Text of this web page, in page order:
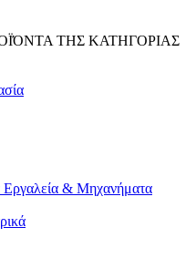
ΤΗΣ ΚΑΤΗΓΟΡΙΑΣ
Εργαλεία & Μηχανήματα